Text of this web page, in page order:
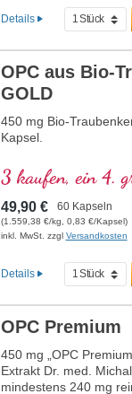
Details
OPC aus Bio-
GOLD
450 mg Bio-
Kapsel.
3 kaufen, ein 4.
49,90 € 60 Kapseln
(1.559,38 €/kg, 0,83 €/Kapsel)
inkl. MwSt. zzgl Versandkosten
Details
OPC Premium
450 mg „OPC
Extrakt Dr. med.
mindestens 240 mg